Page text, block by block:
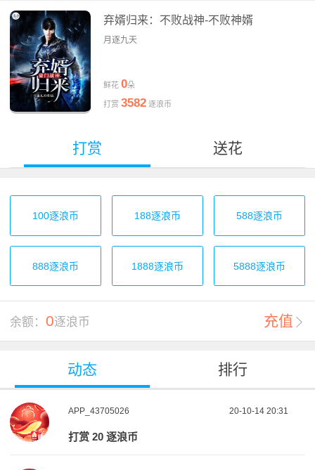
弃婿归来：不败战神-不败神婿
月逐九天
鲜花 0朵
打赏 3582 逐浪币
打赏 送花
100逐浪币 188逐浪币 588逐浪币
888逐浪币 1888逐浪币 5888逐浪币
余额： 0逐浪币 充值 
动态 排行
APP_43705026 20-10-14 20:31
打赏 20 逐浪币